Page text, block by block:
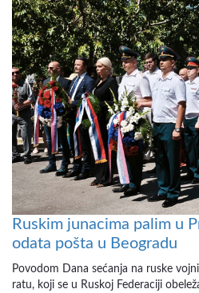
Ruskim junacima palim u
odata pošta u Beogradu
Povodom Dana sećanja na ruske
ratu, koji se u Ruskoj Federaciji